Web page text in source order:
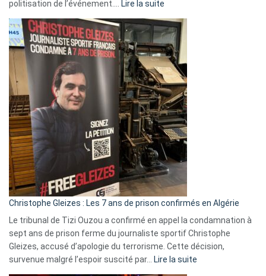
politisation de l’événement.… Lire la suite
Eurovision
2026
:
Pays-
Bas,
Espagne,
Irlande
et
Slovénie
rejettent
la
présence
d’Israël
Christophe Gleizes : Les 7 ans de prison confirmés en Algérie
Le tribunal de Tizi Ouzou a confirmé en appel la condamnation à
sept ans de prison ferme du journaliste sportif Christophe
Gleizes, accusé d’apologie du terrorisme. Cette décision,
survenue malgré l’espoir suscité par… Lire la suite